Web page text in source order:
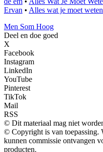
Ervan • Alles wat je moet
Men Som Hoog
Deel en doe goed
X
Facebook
Instagram
LinkedIn
YouTube
Pinterest
TikTok
Mail
RSS
© Dit materiaal mag niet
© Copyright is van toepassing.
kunnen commissie ontvangen
producten.